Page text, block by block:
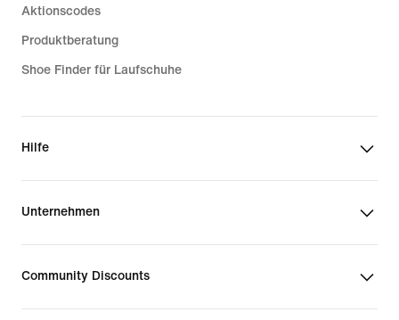
Aktionscodes
Produktberatung
Shoe Finder für Laufschuhe
Hilfe
Unternehmen
Community Discounts